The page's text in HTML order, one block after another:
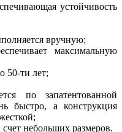
устойчивость
вручную;
максимальную
50-ти лет;
по запатентованной
быстро, а конструкция
небольших размеров.